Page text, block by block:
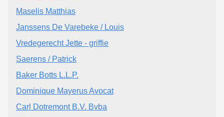
Maselis Matthias
Janssens De Varebeke / Louis
Vredegerecht Jette - griffie
Saerens / Patrick
Baker Botts L.L.P.
Dominique Mayerus Avocat
Carl Dotremont B.V. Bvba